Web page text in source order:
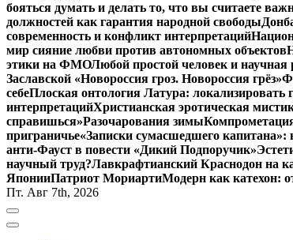
бояться думать и делать то, что вы считаете
должностей как гарантия народной свободы
современность и конфликт интерпретаций
мир сияние любви против автономных объектов
этики на ФМОЛюбой простой человек и научная
Заславской «Новороссия гроз. Новороссия грёз»
себеПлоская онтология Латура: локализировать
интерпретацийХристианская эротическая
справишься»Разочарования зимы
приграничье«Записки сумасшедшего
анти-Фауст в повести «Дикий Подпоручик»
научный труд?Лавкрафтианский Краснодон на
ЯпонииПатриот МориартиМодерн как катехон:
Пт. Авг 7th, 2026